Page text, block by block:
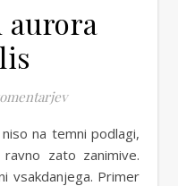
aurora
zato zanimive.
vsakdanjega. Primer